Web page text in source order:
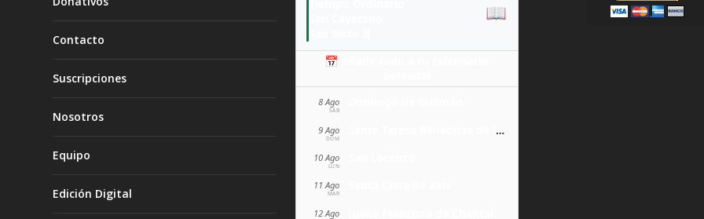
Contacto
Suscripciones
Nosotros
Equipo
Edición Digital
📖
📅 Añade todo a tu calendario
8 Ago
SÁB
9 Ago
DOM
Santa Teresa Benedicta de la Cruz
10 Ago
LUN
11 Ago
MAR
12 Ago